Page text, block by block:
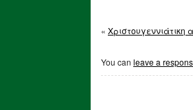
«
You can leave a